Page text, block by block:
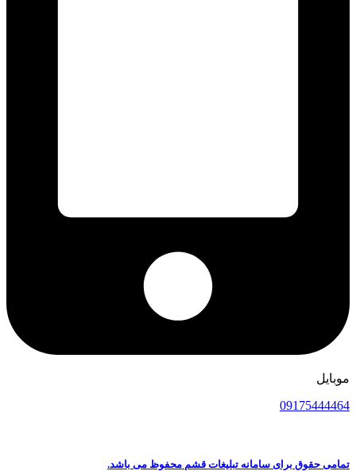
موبایل
09175444464
تمامی حقوق برای سامانه تبلیغات قشم محفوظ می باشد.